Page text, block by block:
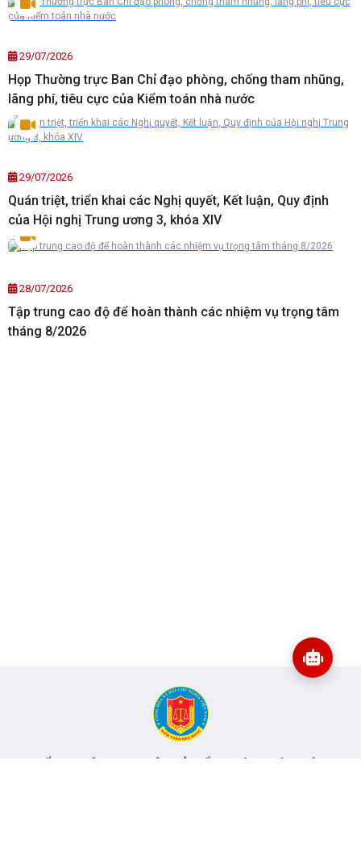
29/07/2026
Họp Thường trực Ban Chỉ đạo phòng, chống tham nhũng,
lãng phí, tiêu cực của Kiểm toán nhà nước
29/07/2026
Quán triệt, triển khai các Nghị quyết, Kết luận, Quy định
của Hội nghị Trung ương 3, khóa XIV
28/07/2026
Tập trung cao độ để hoàn thành các nhiệm vụ trọng tâm
tháng 8/2026